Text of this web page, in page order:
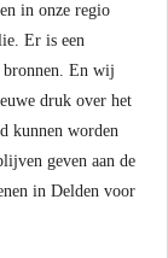
in onze regio
Er is een
bronnen. En wij
druk over het
kunnen worden
geven aan de
in Delden voor